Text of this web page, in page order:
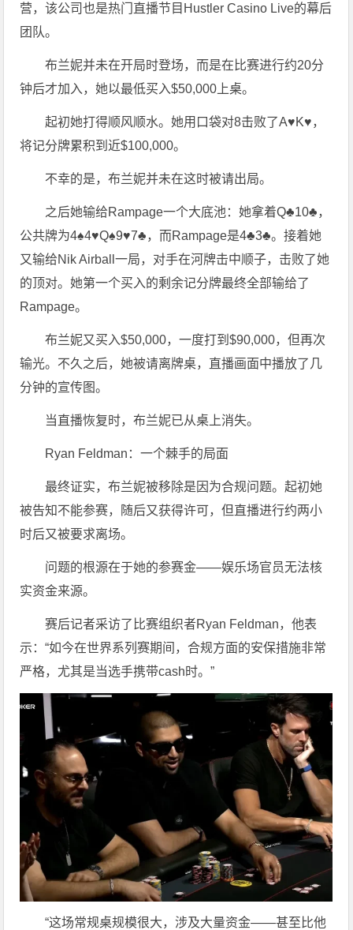
营，该公司也是热门直播节目Hustler Casino Live的幕后
团队。
布兰妮并未在开局时登场，而是在比赛进行约20分
钟后才加入，她以最低买入$50,000上桌。
起初她打得顺风顺水。她用口袋对8击败了A♥K♥，
将记分牌累积到近$100,000。
不幸的是，布兰妮并未在这时被请出局。
之后她输给Rampage一个大底池：她拿着Q♣10♣，
公共牌为4♠4♥Q♠9♥7♣，而Rampage是4♣3♣。接着她
又输给Nik Airball一局，对手在河牌击中顺子，击败了她
的顶对。她第一个买入的剩余记分牌最终全部输给了
Rampage。
布兰妮又买入$50,000，一度打到$90,000，但再次
输光。不久之后，她被请离牌桌，直播画面中播放了几
分钟的宣传图。
当直播恢复时，布兰妮已从桌上消失。
Ryan Feldman：一个棘手的局面
最终证实，布兰妮被移除是因为合规问题。起初她
被告知不能参赛，随后又获得许可，但直播进行约两小
时后又被要求离场。
问题的根源在于她的参赛金——娱乐场官员无法核
实资金来源。
赛后记者采访了比赛组织者Ryan Feldman，他表
示：“如今在世界系列赛期间，合规方面的安保措施非常
严格，尤其是当选手携带cash时。”
“这场常规桌规模很大，涉及大量资金——甚至比他